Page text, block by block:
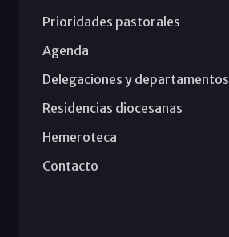
Prioridades pastorales
Agenda
Delegaciones y departamentos
Residencias diocesanas
Hemeroteca
Contacto